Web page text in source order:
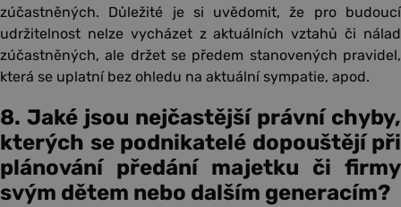
zúčastněných. Důležité je si uvědomit, že pro budoucí
udržitelnost nelze vycházet z aktuálních vztahů či nálad
zúčastněných, ale držet se předem stanovených pravidel,
která se uplatní bez ohledu na aktuální sympatie, apod.
8. Jaké jsou nejčastější právní chyby,
kterých se podnikatelé dopouštějí při
plánování předání majetku či firmy
svým dětem nebo dalším generacím?